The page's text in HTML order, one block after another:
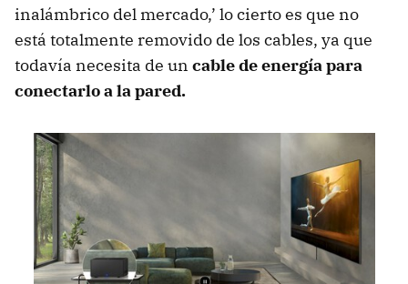
inalámbrico del mercado,’ lo cierto es que no
está totalmente removido de los cables, ya que
todavía necesita de un cable de energía para
conectarlo a la pared.